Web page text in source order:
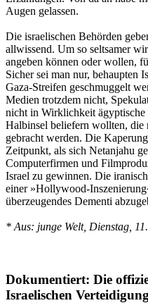
Augen gelassen.
Die israelischen Behörden
allwissend. Um so seltsamer
angeben können oder wollen,
Sicher sei man nur, behaupten
Gaza-Streifen geschmuggelt
Medien trotzdem nicht,
nicht in Wirklichkeit
Halbinsel beliefern wollten,
gebracht werden. Die
Zeitpunkt, als sich Netanjahu
Computerfirmen und
Israel zu gewinnen. Die
einer »Hollywood-
überzeugendes Dementi
* Aus: junge Welt, Dienstag,
Dokumentiert: Die
Israelischen